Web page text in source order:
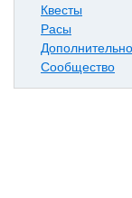
Квесты
Расы
Дополнительно
Сообщество